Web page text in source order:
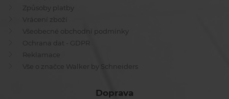
Způsoby platby
Vrácení zboží
Všeobecné obchodní podmínky
Ochrana dat - GDPR
Reklamace
Vše o značce Walker by Schneiders
Doprava